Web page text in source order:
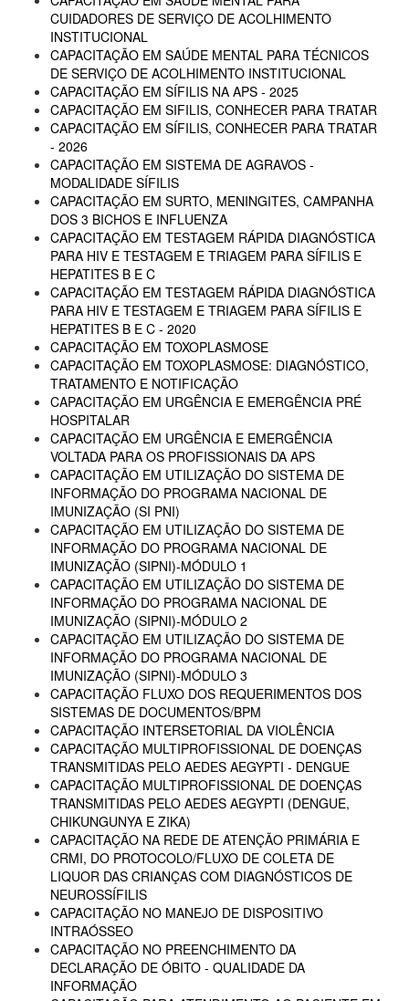
CUIDADORES DE SERVIÇO DE ACOLHIMENTO
INSTITUCIONAL
CAPACITAÇÃO EM SAÚDE MENTAL PARA TÉCNICOS
DE SERVIÇO DE ACOLHIMENTO INSTITUCIONAL
CAPACITAÇÃO EM SÍFILIS NA APS - 2025
CAPACITAÇÃO EM SIFILIS, CONHECER PARA TRATAR
CAPACITAÇÃO EM SÍFILIS, CONHECER PARA TRATAR
- 2026
CAPACITAÇÃO EM SISTEMA DE AGRAVOS -
MODALIDADE SÍFILIS
CAPACITAÇÃO EM SURTO, MENINGITES, CAMPANHA
DOS 3 BICHOS E INFLUENZA
CAPACITAÇÃO EM TESTAGEM RÁPIDA DIAGNÓSTICA
PARA HIV E TESTAGEM E TRIAGEM PARA SÍFILIS E
HEPATITES B E C
CAPACITAÇÃO EM TESTAGEM RÁPIDA DIAGNÓSTICA
PARA HIV E TESTAGEM E TRIAGEM PARA SÍFILIS E
HEPATITES B E C - 2020
CAPACITAÇÃO EM TOXOPLASMOSE
CAPACITAÇÃO EM TOXOPLASMOSE: DIAGNÓSTICO,
TRATAMENTO E NOTIFICAÇÃO
CAPACITAÇÃO EM URGÊNCIA E EMERGÊNCIA PRÉ
HOSPITALAR
CAPACITAÇÃO EM URGÊNCIA E EMERGÊNCIA
VOLTADA PARA OS PROFISSIONAIS DA APS
CAPACITAÇÃO EM UTILIZAÇÃO DO SISTEMA DE
INFORMAÇÃO DO PROGRAMA NACIONAL DE
IMUNIZAÇÃO (SI PNI)
CAPACITAÇÃO EM UTILIZAÇÃO DO SISTEMA DE
INFORMAÇÃO DO PROGRAMA NACIONAL DE
IMUNIZAÇÃO (SIPNI)-MÓDULO 1
CAPACITAÇÃO EM UTILIZAÇÃO DO SISTEMA DE
INFORMAÇÃO DO PROGRAMA NACIONAL DE
IMUNIZAÇÃO (SIPNI)-MÓDULO 2
CAPACITAÇÃO EM UTILIZAÇÃO DO SISTEMA DE
INFORMAÇÃO DO PROGRAMA NACIONAL DE
IMUNIZAÇÃO (SIPNI)-MÓDULO 3
CAPACITAÇÃO FLUXO DOS REQUERIMENTOS DOS
SISTEMAS DE DOCUMENTOS/BPM
CAPACITAÇÃO INTERSETORIAL DA VIOLÊNCIA
CAPACITAÇÃO MULTIPROFISSIONAL DE DOENÇAS
TRANSMITIDAS PELO AEDES AEGYPTI - DENGUE
CAPACITAÇÃO MULTIPROFISSIONAL DE DOENÇAS
TRANSMITIDAS PELO AEDES AEGYPTI (DENGUE,
CHIKUNGUNYA E ZIKA)
CAPACITAÇÃO NA REDE DE ATENÇÃO PRIMÁRIA E
CRMI, DO PROTOCOLO/FLUXO DE COLETA DE
LIQUOR DAS CRIANÇAS COM DIAGNÓSTICOS DE
NEUROSSÍFILIS
CAPACITAÇÃO NO MANEJO DE DISPOSITIVO
INTRAÓSSEO
CAPACITAÇÃO NO PREENCHIMENTO DA
DECLARAÇÃO DE ÓBITO - QUALIDADE DA
INFORMAÇÃO